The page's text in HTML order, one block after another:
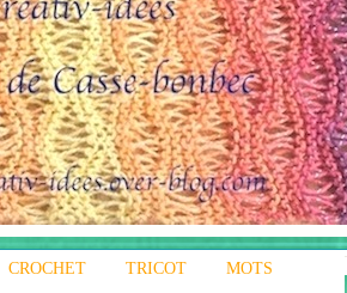
CROCHET TRICOT
MOTS